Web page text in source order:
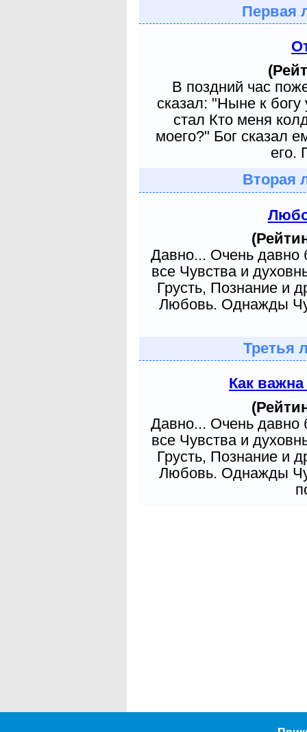
Первая
В поздний час
сказал: "Ныне к
стал Кто меня
моего?" Бог сказал
его.
Вторая
Давно... Очень давно
все Чувства и
Грусть, Познание и
Любовь. Однажды
Третья
Как
Давно... Очень давно
все Чувства и
Грусть, Познание и
Любовь. Однажды